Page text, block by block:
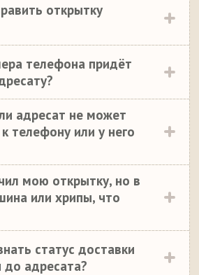
открытку
телефона придёт
адресат не может
телефону или у него
мою открытку, но в
или хрипы, что
статус доставки
адресата?